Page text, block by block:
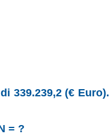
339.239,2 (€
= ?